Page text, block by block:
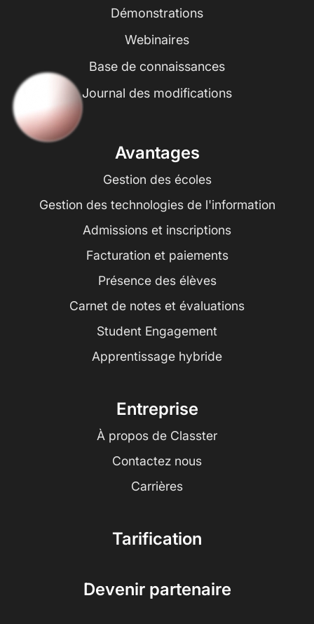
Démonstrations
Webinaires
Base de connaissances
Journal des modifications
Avantages
Gestion des écoles
Gestion des technologies de l'information
Admissions et inscriptions
Facturation et paiements
Présence des élèves
Carnet de notes et évaluations
Student Engagement
Apprentissage hybride
Entreprise
À propos de Classter
Contactez nous
Carrières
Tarification
Devenir partenaire